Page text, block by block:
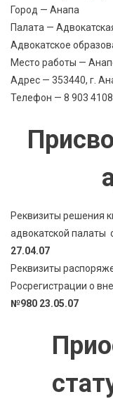
Город — Анапа
Палата —
Адвокатское
Место работы —
Адрес — 353440, г.
Телефон — 8 903
Реквизиты решения
адвокатской палаты
27.04.07
Реквизиты
Росрегистрации о
№980 23.05.07